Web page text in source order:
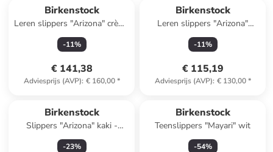
Birkenstock
Leren slippers "Arizona" crème
- wijdte S
-11%
€ 141,38
Adviesprijs (AVP): € 160,00*
Birkenstock
Leren slippers "Arizona"
lichtbruin
-11%
€ 115,19
Adviesprijs (AVP): € 130,00*
Birkenstock
Slippers "Arizona" kaki -
wijdte N
-23%
Birkenstock
Teenslippers "Mayari" wit
-54%